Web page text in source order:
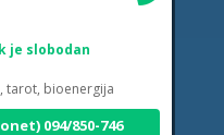
bioenergija
094/850-746